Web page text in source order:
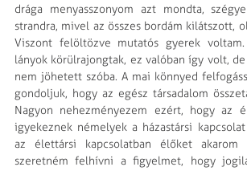
drága menyasszonyom azt mondta,
strandra, mivel az összes bordám kilátszott,
Viszont felöltözve mutatós gyerek
lányok körülrajongtak, ez valóban így volt,
nem jöhetett szóba. A mai könnyed
gondoljuk, hogy az egész társadalom
Nagyon nehezményezem ezért, hogy az
igyekeznek némelyek a házastársi
az élettársi kapcsolatban élőket akarom
szeretném felhívni a figyelmet, hogy